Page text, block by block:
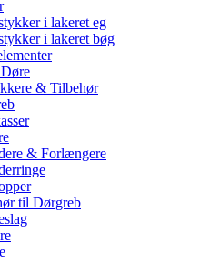
i lakeret eg
i lakeret bøg
& Tilbehør
& Forlængere
til Dørgreb